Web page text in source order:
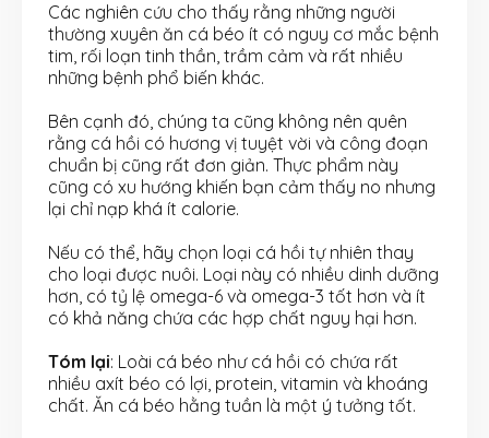
Các nghiên cứu cho thấy rằng những người
thường xuyên ăn cá béo ít có nguy cơ mắc bệnh
tim, rối loạn tinh thần, trầm cảm và rất nhiều
những bệnh phổ biến khác.
Bên cạnh đó, chúng ta cũng không nên quên
rằng cá hồi có hương vị tuyệt vời và công đoạn
chuẩn bị cũng rất đơn giản. Thực phẩm này
cũng có xu hướng khiến bạn cảm thấy no nhưng
lại chỉ nạp khá ít calorie.
Nếu có thể, hãy chọn loại cá hồi tự nhiên thay
cho loại được nuôi. Loại này có nhiều dinh dưỡng
hơn, có tỷ lệ omega-6 và omega-3 tốt hơn và ít
có khả năng chứa các hợp chất nguy hại hơn.
Tóm lại: Loài cá béo như cá hồi có chứa rất
nhiều axít béo có lợi, protein, vitamin và khoáng
chất. Ăn cá béo hằng tuần là một ý tưởng tốt.